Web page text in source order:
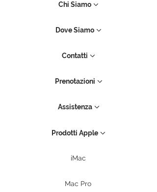
Chi Siamo
Dove Siamo
Contatti
Prenotazioni
Assistenza
Prodotti Apple
iMac
Mac Pro